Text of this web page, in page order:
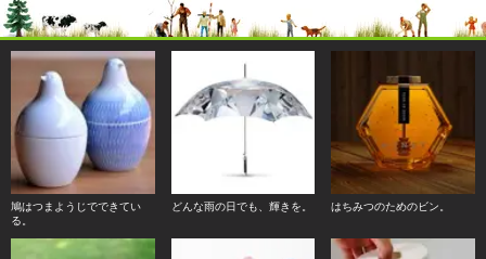
鳩はつまようじでできてい
る。
どんな雨の日でも、輝きを。 はちみつのためのビン。